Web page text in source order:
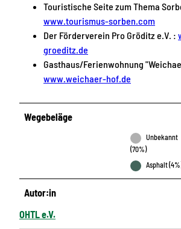
Touristische Seite zum Thema
www.tourismus-sorben.com
Der Förderverein Pro Gröditz e.V. :
groeditz.de
Gasthaus/Ferienwohnung
www.weichaer-hof.de
Wegebeläge
Unbekannt
(70%)
Asphalt
Autor:in
OHTL e.V.